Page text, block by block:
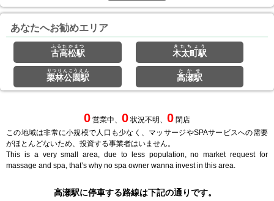
あなたへお勧めエリア
古高松駅
ふるたかまつ
木太町駅
きたちょう
栗林公園駅
りつりんこうえん
高瀬駅
たかせ
0 営業中、 0 状況不明、 0 閉店
この地域は非常に小規模で人口も少なく、マッサージやSPAサービスへの需要
がほとんどないため、投資する事業者はいません。
This is a very small area, due to less population, no market request for
massage and spa, that’s why no spa owner wanna invest in this area.
高瀬駅に停車する路線は下記の通りです。